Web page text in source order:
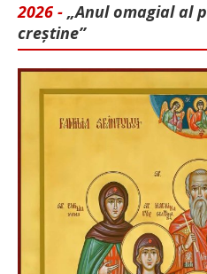
2026 - „Anul omagial al
creștine”